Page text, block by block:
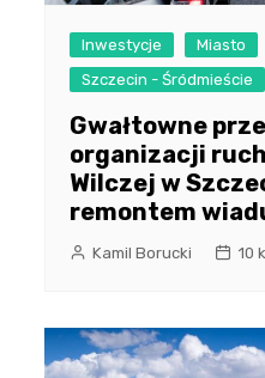
Inwestycje Miasto
Szczecin - Śródmieście
Gwałtowne
organizacji
Wilczej w
remontem
Kamil Borucki 10